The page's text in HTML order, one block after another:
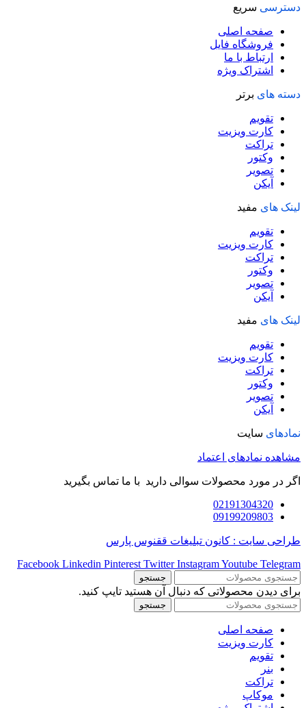
دسترسی سریع
صفحه اصلی
فروشگاه فایل
ارتباط با ما
اشتراک ویژه
دسته های برتر
تقویم
کارت ویزیت
تراکت
وکتور
تصویر
آیکن
لینک های مفید
تقویم
کارت ویزیت
تراکت
وکتور
تصویر
آیکن
لینک های مفید
تقویم
کارت ویزیت
تراکت
وکتور
تصویر
آیکن
نمادهای سایت
مشاهده نمادهای اعتماد
اگر در مورد محصولات سوالی دارید با ما تماس بگیرید
02191304320
09199209803
طراحی سایت : کانون تبلیغات ققنوس پارس
Facebook Linkedin Pinterest Twitter InstagramYoutube Telegram
جستجو
برای دیدن محصولاتی که دنبال آن هستید تایپ کنید.
جستجو
صفحه اصلی
کارت ویزیت
تقویم
بنر
تراکت
موکاپ